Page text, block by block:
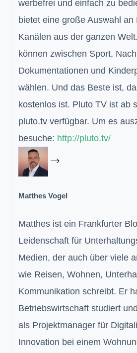
werbefrei und einfach zu
bietet eine große Auswahl an
Kanälen aus der ganzen
können zwischen Sport,
Dokumentationen und
wählen. Und das Beste ist,
kostenlos ist. Pluto TV ist ab
pluto.tv verfügbar. Um es
besuche: http://pluto.tv/
Matthes Vogel
Matthes ist ein Frankfurter
Leidenschaft für
Medien, der auch über viele
wie Reisen, Wohnen,
Kommunikation schreibt. Er
Betriebswirtschaft studiert
als Projektmanager für
Innovation bei einem